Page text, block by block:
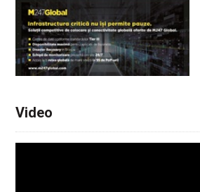
Video